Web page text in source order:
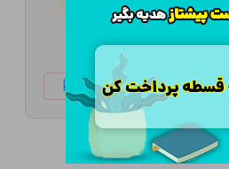
ketabtala.com/sbp-